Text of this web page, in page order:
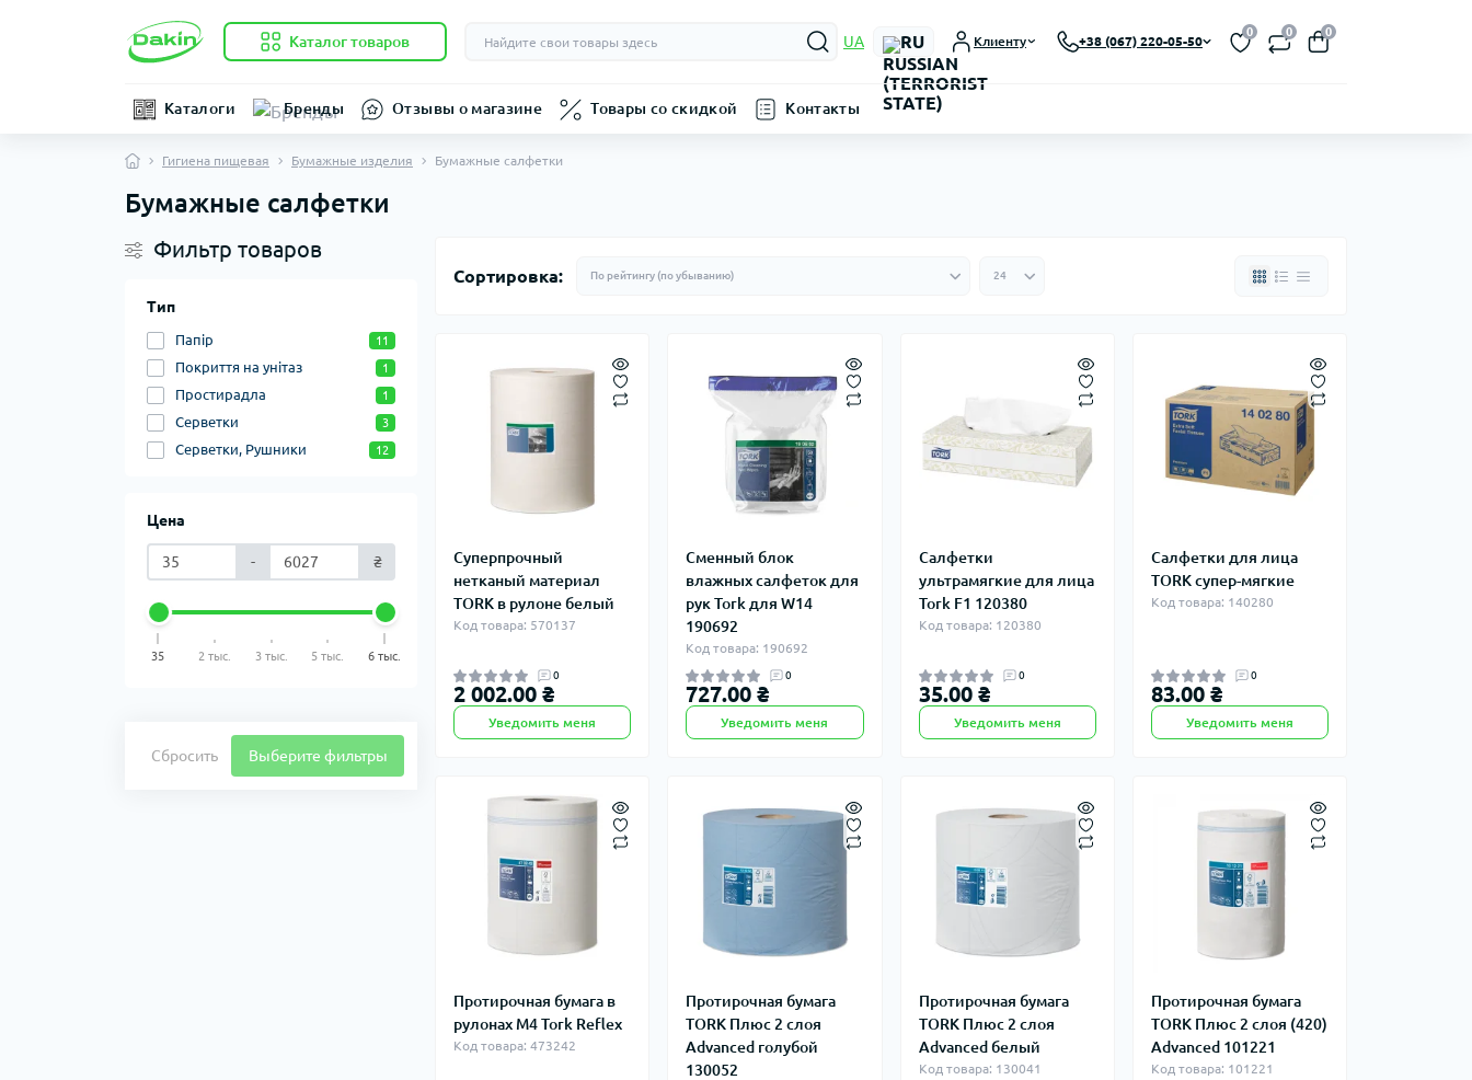
Каталог товаров UA RU Клиенту +38 (067) 220-05-50
0 0 0
Каталоги Бренды Отзывы о магазине Товары со скидкой Контакты
Гигиена пищевая Бумажные изделия Бумажные салфетки
Бумажные салфетки
Фильтр товаров
Тип
Папір 11
Покриття на унітаз 1
Простирадла 1
Серветки 3
Серветки, Рушники 12
Цена
- ₴
35 2 тыс. 3 тыс. 5 тыс. 6 тыс.
Сбросить Выберите фильтры
Сортировка:
Суперпрочный
нетканый материал
TORK в рулоне белый
Код товара: 570137
0
2 002.00 ₴
Уведомить меня
Сменный блок
влажных салфеток для
рук Tork для W14
190692
Код товара: 190692
0
727.00 ₴
Уведомить меня
Салфетки
ультрамягкие для лица
Tork F1 120380
Код товара: 120380
0
35.00 ₴
Уведомить меня
Салфетки для лица
TORK супер-мягкие
Код товара: 140280
0
83.00 ₴
Уведомить меня
Протирочная бумага в
рулонах M4 Tork Reflex
Код товара: 473242
Протирочная бумага
TORK Плюс 2 слоя
Advanced голубой
130052
Протирочная бумага
TORK Плюс 2 слоя
Advanced белый
Код товара: 130041
Протирочная бумага
TORK Плюс 2 слоя (420)
Advanced 101221
Код товара: 101221